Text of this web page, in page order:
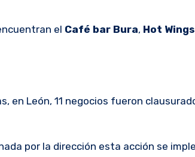
el Café bar Bura, Hot Wings
en León, 11 negocios fueron
por la dirección esta acción se